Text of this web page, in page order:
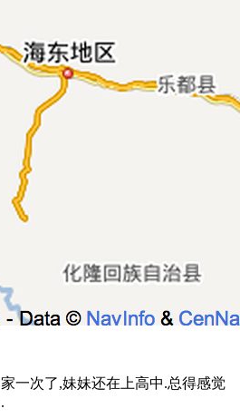
一次了,妹妹还在上高中.总得感觉